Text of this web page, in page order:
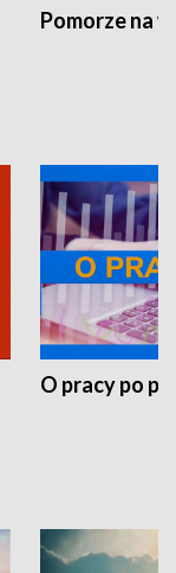
Pomorze na
O pracy po